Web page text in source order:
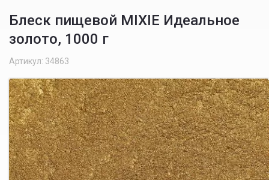
Блеск пищевой MIXIE Идеальное
золото, 1000 г
Артикул: 34863